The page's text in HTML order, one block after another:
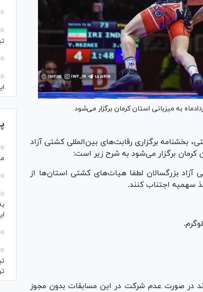
بخشنامه برگزاری رقابت‌های بین‌المللی کشتی آزاد
آزاد بزرگسالان لطفا هیات‌های کشتی استان‌ها از
سهمیه اجتناب کنند.
در صورت عدم شرکت در این مسابقات بدون مجوز